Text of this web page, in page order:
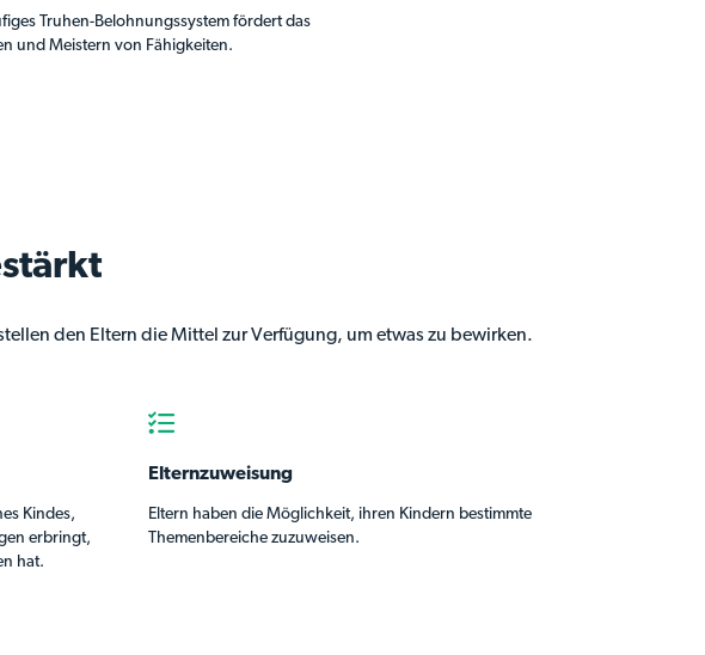
Truhen-Belohnungssystem fördert das
und Meistern von Fähigkeiten.
den Eltern die Mittel zur Verfügung, um etwas zu bewirken.
Kindes,
erbringt,
hat.
Elternzuweisung
Eltern haben die Möglichkeit, ihren Kindern bestimmte
Themenbereiche zuzuweisen.